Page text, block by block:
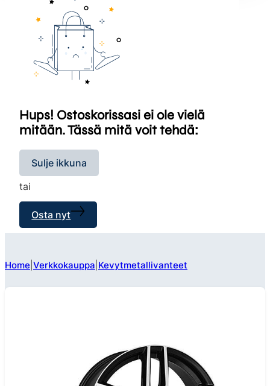
Hups! Ostoskorissasi ei ole vielä
mitään. Tässä mitä voit tehdä:
Sulje ikkuna
tai
Osta nyt
Home Verkkokauppa Kevytmetallivanteet